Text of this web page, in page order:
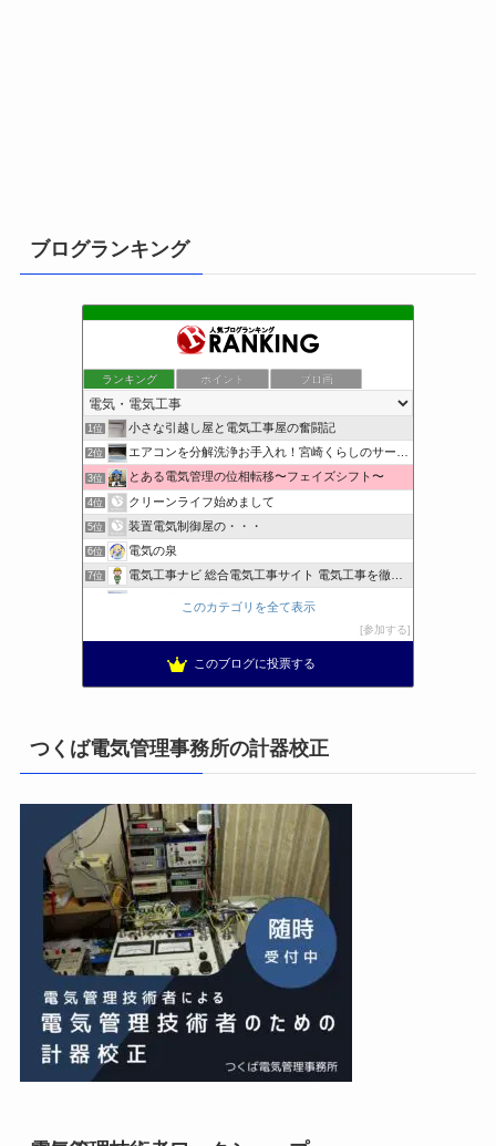
ブログランキング
ランキング ポイント ブロ画
1位 小さな引越し屋と電気工事屋の奮闘記
2位 エアコンを分解洗浄お手入れ！宮崎くらしのサービス
3位 とある電気管理の位相転移〜フェイズシフト〜
4位 クリーンライフ始めまして
5位 装置電気制御屋の・・・
6位 電気の泉
7位 電気工事ナビ 総合電気工事サイト 電気工事を徹底解説
東洋電装株式会社すたっぷぶろぐ
まぁ、ちゃんと仕事ができればいいな
14位 エンジニアリング日記
15位 私の電気主任技術者実務記事＋電気プチ動画
このカテゴリを全て表示
参加する
このブログに投票する
つくば電気管理事務所の計器校正